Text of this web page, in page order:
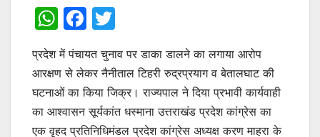
W
h
at
s
A
F
c
e
b
itt
er
प्रदेश में पंचायत चुनाव पर डाका डालने का लगाया आरोप
आरक्षण से लेकर नैनीताल टिहरी रुद्रप्रयाग व बेतालघाट की
घटनाओं का किया जिक्र। राज्यपाल ने दिया प्रभावी कार्यवाही
का आश्वासन सूर्यकांत धस्माना उत्तराखंड प्रदेश कांग्रेस का
एक वृहद प्रतिनिधिमंडल प्रदेश कांग्रेस अध्यक्ष करण माहरा के